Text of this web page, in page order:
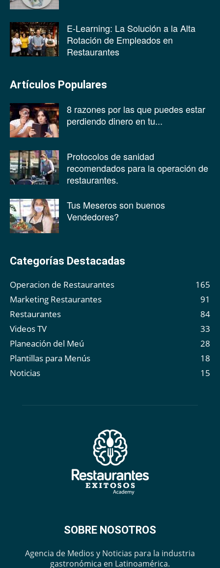
E-Learning: La Solución a la Alta
Rotación de Empleados en
Restaurantes
Artículos Populares
8 razones por las que puedes estar
perdiendo dinero en tu...
Protocolos de sanidad
recomendados para la operación de
restaurantes.
Tus Meseros son buenos
Vendedores?
Categorías Destacadas
Operacion de Restaurantes
165
Marketing Restaurantes
91
Restaurantes
84
Videos TV
33
Planeación del Meú
28
Plantillas para Menús
18
Noticias
15
SOBRE NOSOTROS
Agencia de Medios y Noticias para la industria
gastronómica en Latinoamérica.